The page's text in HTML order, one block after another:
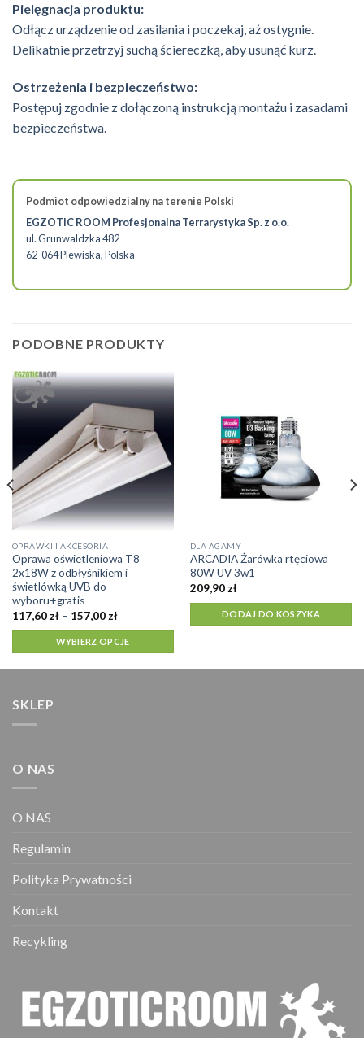
Pielęgnacja produktu:
Odłącz urządzenie od zasilania i poczekaj, aż ostygnie.
Delikatnie przetrzyj suchą ściereczką, aby usunąć kurz.
Ostrzeżenia i bezpieczeństwo:
Postępuj zgodnie z dołączoną instrukcją montażu i zasadami
bezpieczeństwa.
Podmiot odpowiedzialny na terenie Polski
EGZOTIC ROOM Profesjonalna Terrarystyka Sp. z o.o.
ul. Grunwaldzka 482
62-064 Plewiska, Polska
PODOBNE PRODUKTY
OPRAWKI I AKCESORIA
Oprawa oświetleniowa T8
2x18W z odbłyśnikiem i
świetlówką UVB do
wyboru+gratis
117,60 zł – 157,00 złZakres
od
117,60 zł
do
157,00 zł
WYBIERZ OPCJE
Ten
produkt
ma
wiele
wariantów.
Opcje
wybrać
stronie
DLA AGAMY
ARCADIA Żarówka rtęciowa
80W UV 3w1
209,90 zł
DODAJ DO KOSZYKA
SKLEP
O NAS
O NAS
Regulamin
Polityka Prywatności
Kontakt
Recykling